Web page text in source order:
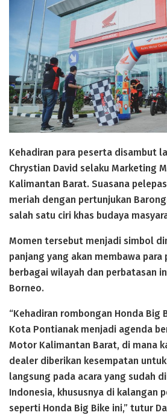
Kehadiran para peserta disambut
Chrystian David selaku Marketing
Kalimantan Barat. Suasana
meriah dengan pertunjukan
salah satu ciri khas budaya
Momen tersebut menjadi simbol
panjang yang akan membawa para
berbagai wilayah dan perbatasan
Borneo.
“Kehadiran rombongan Honda Big
Kota Pontianak menjadi agenda
Motor Kalimantan Barat, di mana
dealer diberikan kesempatan
langsung pada acara yang sudah
Indonesia, khususnya di kalangan
seperti Honda Big Bike ini,” tutur